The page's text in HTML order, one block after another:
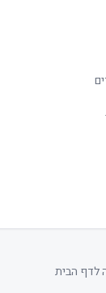
לדף הבית